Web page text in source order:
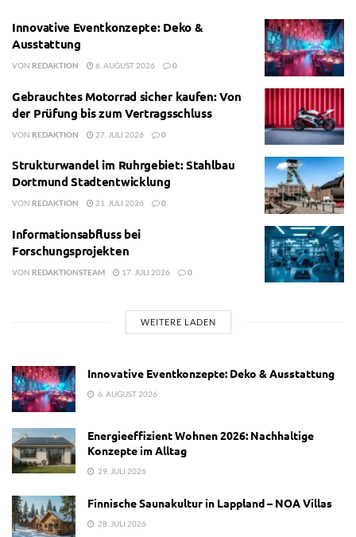
Innovative Eventkonzepte: Deko &
Ausstattung
VON REDAKTION 6. AUGUST 2026 0
Gebrauchtes Motorrad sicher kaufen: Von
der Prüfung bis zum Vertragsschluss
VON REDAKTION 27. JULI 2026 0
Strukturwandel im Ruhrgebiet: Stahlbau
Dortmund Stadtentwicklung
VON REDAKTION 21. JULI 2026 0
Informationsabfluss bei
Forschungsprojekten
VON REDAKTIONSTEAM 17. JULI 2026 0
WEITERE LADEN
Innovative Eventkonzepte: Deko & Ausstattung
6. AUGUST 2026
Energieeffizient Wohnen 2026: Nachhaltige
Konzepte im Alltag
29. JULI 2026
Finnische Saunakultur in Lappland – NOA Villas
28. JULI 2026